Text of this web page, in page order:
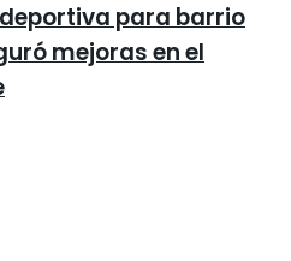
para barrio
mejoras en el